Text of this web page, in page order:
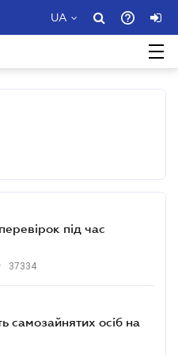
UA
під час
37334
самозайнятих осіб на